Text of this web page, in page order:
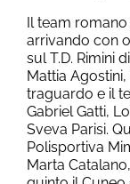
Il team
arrivando con
sul T.D. Rimini
Mattia
traguardo e il
Gabriel Gatti,
Sveva Parisi.
Polisportiva
Marta